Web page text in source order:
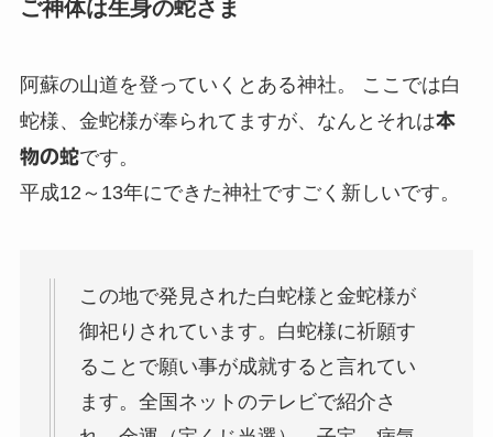
ご神体は生身の蛇さま
阿蘇の山道を登っていくとある神社。 ここでは白
蛇様、金蛇様が奉られてますが、なんとそれは本
物の蛇です。
平成12～13年にできた神社ですごく新しいです。
この地で発見された白蛇様と金蛇様が
御祀りされています。白蛇様に祈願す
ることで願い事が成就すると言れてい
ます。全国ネットのテレビで紹介さ